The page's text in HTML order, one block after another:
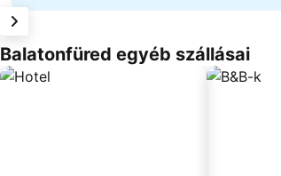
Balatonfüred egyéb szállásai